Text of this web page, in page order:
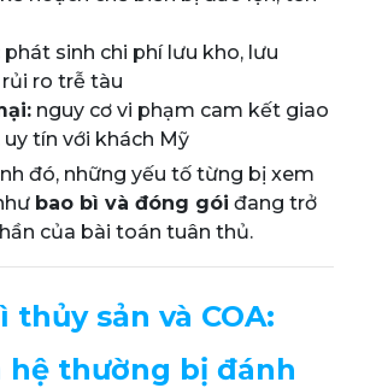
phát sinh chi phí lưu kho, lưu
ro trễ tàu
nguy cơ vi phạm cam kết giao
tín với khách Mỹ
đó, những yếu tố từng bị xem
bao bì và đóng gói đang trở
của bài toán tuân thủ.
thủy sản và COA:
hệ thường bị đánh